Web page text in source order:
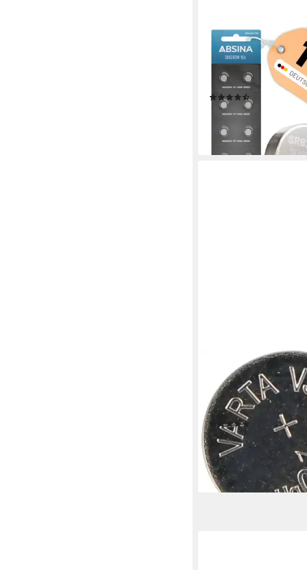
ABSINA
SR626SW
Silberoxid 10er Pack -
AG4 Knopfzelle,
ab 8,99 €
lieferbar - in 2-3
395, V395, SR57,
SR926SW
Knopfzelle, (1,6 V)
(5)
ab 6,85 €
lieferbar - in 2-3